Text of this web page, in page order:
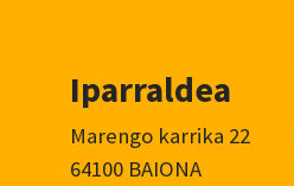
Iparraldea
Marengo karrika 22
64100 BAIONA